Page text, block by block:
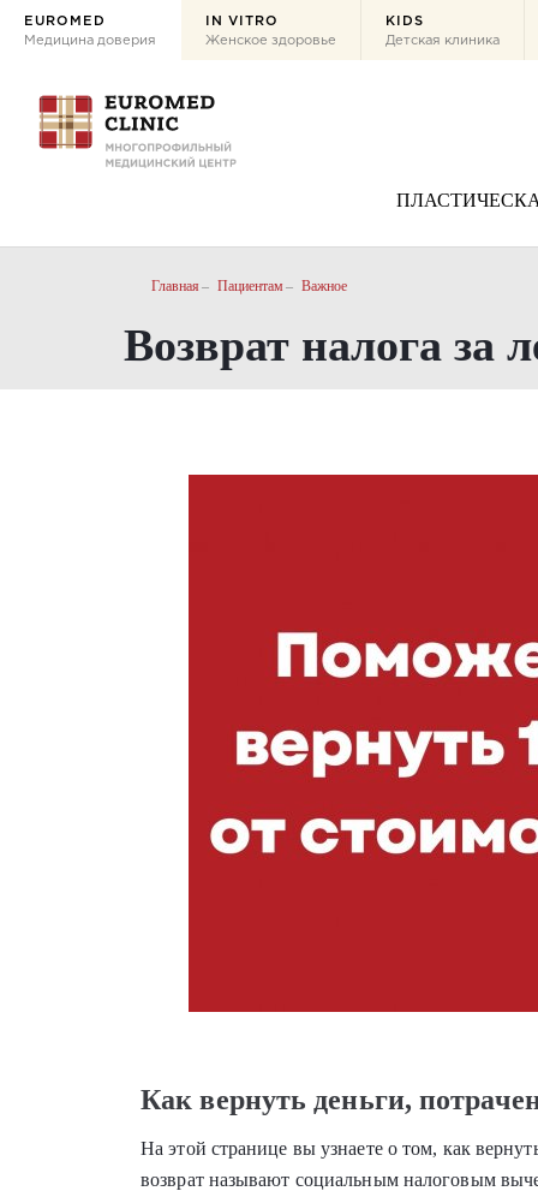
EUROMED
Медицина доверия
IN VITRO
Женское здоровье
KIDS
Детская клиника
Главная Пациентам Важное
Возврат налога за
Как вернуть деньги,
На этой странице вы узнаете о том, как
возврат называют социальным налоговым